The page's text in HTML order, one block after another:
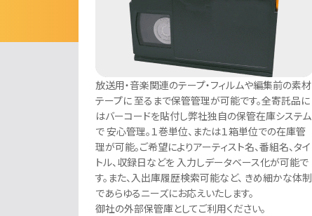
放送用・音楽関連のテープ・フィルムや編集前の素材
テープに 至るまで保管管理が可能です。全寄託品に
はバーコードを貼付し弊社独自の保管在庫システム
で 安心管理。１巻単位、または１箱単位での在庫管
理が可能。ご希望によりアーティスト名、番組名、タイ
トル、収録日などを 入力しデータベース化が可能で
す。また、入出庫履歴検索可能など、 きめ細かな体制
であらゆるニーズにお応えいたします。
御社の外部保管庫としてご利用ください。